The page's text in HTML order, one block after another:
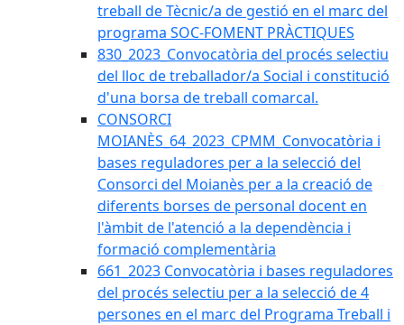
treball de Tècnic/a de gestió en el marc del
programa SOC-FOMENT PRÀCTIQUES
830_2023_Convocatòria del procés selectiu
del lloc de treballador/a Social i constitució
d'una borsa de treball comarcal.
CONSORCI
MOIANÈS_64_2023_CPMM_Convocatòria i
bases reguladores per a la selecció del
Consorci del Moianès per a la creació de
diferents borses de personal docent en
l'àmbit de l'atenció a la dependència i
formació complementària
661_2023 Convocatòria i bases reguladores
del procés selectiu per a la selecció de 4
persones en el marc del Programa Treball i